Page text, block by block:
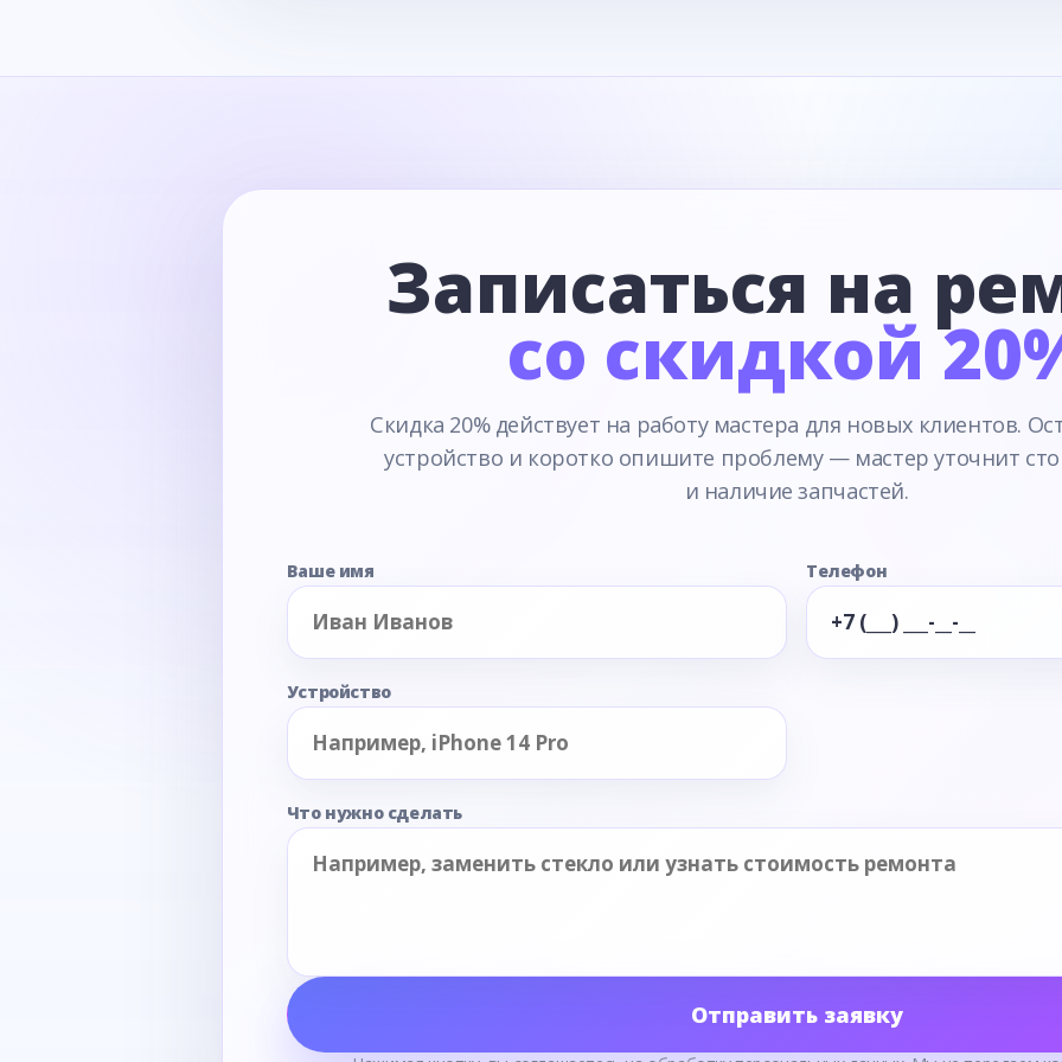
Записаться на
со скидкой
Скидка 20% действует на работу мастера для новых клиентов.
устройство и коротко опишите проблему — мастер уточнит
и наличие запчастей.
Ваше имя Телефон
Устройство
Что нужно сделать
Отправить заявку